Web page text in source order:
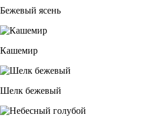
Бежевый ясень
Кашемир
Шелк бежевый